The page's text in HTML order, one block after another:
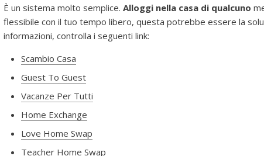
È un sistema molto semplice. Alloggi nella casa di qualcuno
flessibile con il tuo tempo libero, questa potrebbe essere la
informazioni, controlla i seguenti link:
Scambio Casa
Guest To Guest
Vacanze Per Tutti
Home Exchange
Love Home Swap
Teacher Home Swap